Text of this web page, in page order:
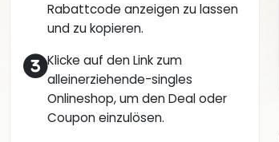
Rabattcode anzeigen zu lassen
und zu kopieren.
Klicke auf den Link zum
alleinerziehende-singles
Onlineshop, um den Deal oder
Coupon einzulösen.